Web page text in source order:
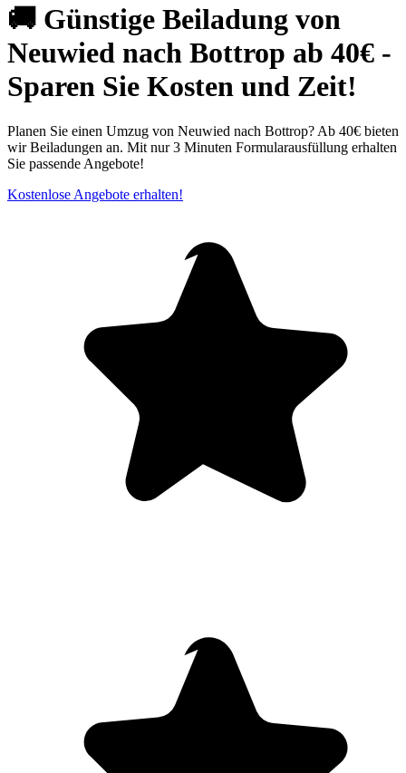
🚚 Günstige Beiladung von
Neuwied nach Bottrop ab 40€ -
Sparen Sie Kosten und Zeit!
Planen Sie einen Umzug von Neuwied nach Bottrop? Ab 40€ bieten
wir Beiladungen an. Mit nur 3 Minuten Formularausfüllung erhalten
Sie passende Angebote!
Kostenlose Angebote erhalten!